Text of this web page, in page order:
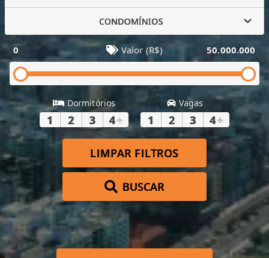
CONDOMÍNIOS
0 Valor (R$) 50.000.000
Dormitórios
1 2 3 4+
Vagas
1 2 3 4+
LIMPAR FILTROS
BUSCAR